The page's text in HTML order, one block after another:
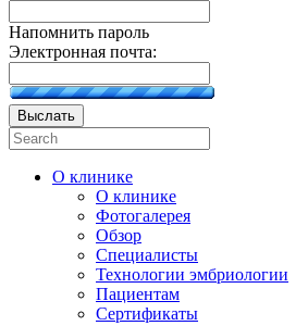
Напомнить пароль
Электронная почта:
Выслать
О клинике
О клинике
Фотогалерея
Обзор
Специалисты
Технологии эмбриологии
Пациентам
Сертификаты